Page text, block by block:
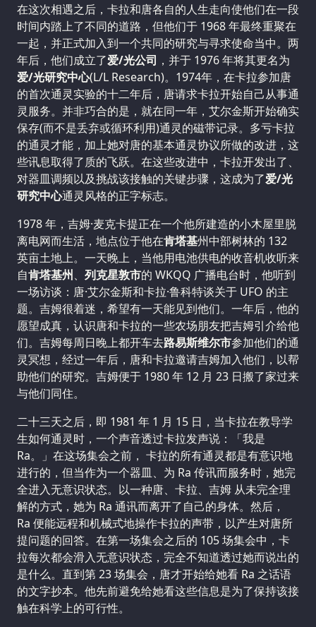
在这次相遇之后，卡拉和唐各自的人生走向使他们在一段
时间内踏上了不同的道路，但他们于 1968 年最终重聚在
一起，并正式加入到一个共同的研究与寻求使命当中。两
年后，他们成立了爱/光公司 ，并于 1976 年将其更名为
爱/光研究中心(L/L Research)。1974年，在卡拉参加唐
的首次通灵实验的十二年后，唐请求卡拉开始自己从事通
灵服务。并非巧合的是，就在同一年，艾尔金斯开始确实
保存(而不是丢弃或循环利用)通灵的磁带记录。多亏卡拉
的通灵才能，加上她对唐的基本通灵协议所做的改进，这
些讯息取得了质的飞跃。在这些改进中，卡拉开发出了、
对器皿调频以及挑战该接触的关键步骤，这成为了爱/光
研究中心通灵风格的正字标志。
1978 年，吉姆·麦克卡提正在一个他所建造的小木屋里脱
离电网而生活，地点位于他在肯塔基州中部树林的 132
英亩土地上。一天晚上，当他用电池供电的收音机收听来
自肯塔基州、 列克星敦市的 WKQQ 广播电台时，他听到
一场访谈：唐·艾尔金斯和卡拉·鲁科特谈关于 UFO 的主
题。吉姆很着迷，希望有一天能见到他们。一年后，他的
愿望成真，认识唐和卡拉的一些农场朋友把吉姆引介给他
们。吉姆每周日晚上都开车去路易斯维尔市参加他们的通
灵冥想，经过一年后，唐和卡拉邀请吉姆加入他们，以帮
助他们的研究。吉姆便于 1980 年 12 月 23 日搬了家过来
与他们同住。
二十三天之后，即 1981 年 1 月 15 日，当卡拉在教导学
生如何通灵时，一个声音透过卡拉发声说：「我是
Ra。」在这场集会之前， 卡拉的所有通灵都是有意识地
进行的，但当作为一个器皿、为 Ra 传讯而服务时，她完
全进入无意识状态。以一种唐、卡拉、吉姆 从未完全理
解的方式，她为 Ra 通讯而离开了自己的身体。然后，
Ra 便能远程和机械式地操作卡拉的声带，以产生对唐所
提问题的回答。在第一场集会之后的 105 场集会中，卡
拉每次都会滑入无意识状态，完全不知道透过她而说出的
是什么。直到第 23 场集会，唐才开始给她看 Ra 之话语
的文字抄本。他先前避免给她看这些信息是为了保持该接
触在科学上的可行性。